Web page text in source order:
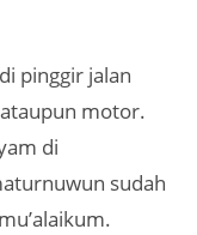
pinggir jalan
motor.
di
sudah